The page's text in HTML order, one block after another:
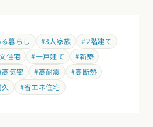
暮らし #3人家族
#2階建て
住宅 #一戸建て
#新築
高気密 #高耐震
#高断熱
#省エネ住宅